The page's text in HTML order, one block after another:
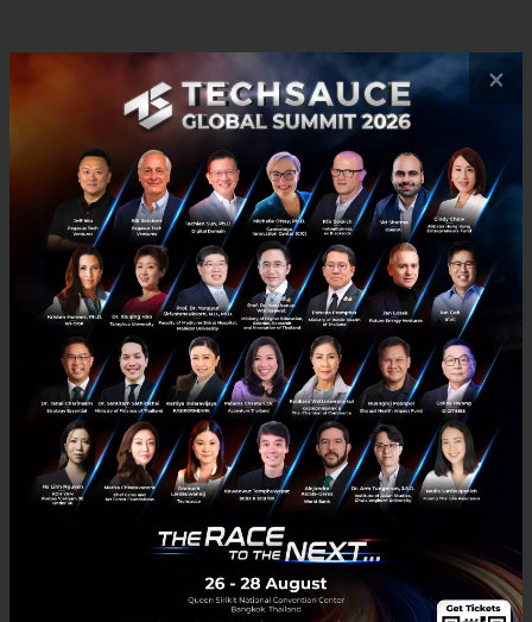
RELATED ARTICLE
3 เรื่องที่ประเทศไทยต้อง Focus สร้างคน–นวัตกรรม–ปฏิรูป
ระบบราชการ เพื่อยกระดับขีดความสามารถประเทศ
นายอนุทิน ชาญวีรกูล นายกรัฐมนตรีและรัฐมนตรีว่าการกระทรวง
มหาดไทย กล่าวปาฐกถาพิเศษในหัวข้อ “ฝ่าวิกฤติ รับมือระเบียบโลก
ใหม่” ในงาน The INTANIA Forum...
×